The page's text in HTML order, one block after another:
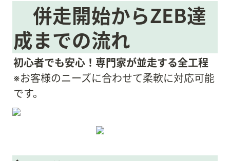
併走開始からZEB達
成までの流れ
初心者でも安心！専門家が並走する全工程
※お客様のニーズに合わせて柔軟に対応可能
です。